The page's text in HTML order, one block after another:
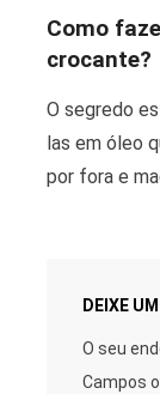
Como
crocante?
O segredo
las em óleo
por fora e
DEIXE
O seu
Campos